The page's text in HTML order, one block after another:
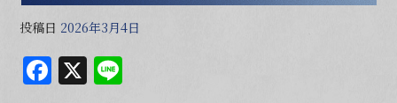
投稿日 2026年3月4日
F X